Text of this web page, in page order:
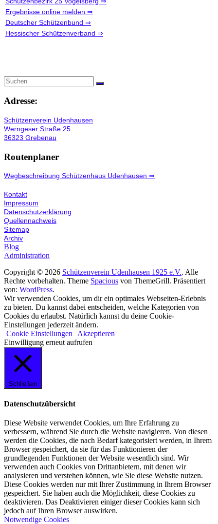
Ergebnisse online melden ⇒
Deutscher Schützenbund ⇒
Hessischer Schützenverband ⇒
Adresse:
Schützenverein Udenhausen
Werngeser Straße 25
36323 Grebenau
Routenplaner
Wegbeschreibung Schützenhaus Udenhausen ⇒
Kontakt
Impressum
Datenschutzerklärung
Quellennachweis
Sitemap
Archiv
Blog
Administration
Copyright © 2026 Schützenverein Udenhausen 1925 e.V.. Alle
Rechte vorbehalten. Theme Spacious von ThemeGrill. Präsentiert
von: WordPress.
Wir verwenden Cookies, um dir ein optimales Webseiten-Erlebnis
zu bieten. Du kannst dabei entscheiden, welche Kategorien von
Cookies du erlaubst. Natürlich kannst du deine Cookie-
Einstellungen jederzeit ändern.
Cookie Einstellungen Akzeptieren
Einwilligung erneut aufrufen
Schließen
Datenschutzübersicht
Diese Website verwendet Cookies, um Ihre Erfahrung zu
verbessern, während Sie durch die Website navigieren. Von diesen
werden die Cookies, die nach Bedarf kategorisiert werden, in Ihrem
Browser gespeichert, da sie für das Funktionieren der
grundlegenden Funktionen der Website wesentlich sind. Wir
verwenden auch Cookies von Drittanbietern, mit denen wir
analysieren und verstehen können, wie Sie diese Website nutzen.
Diese Cookies werden nur mit Ihrer Zustimmung in Ihrem Browser
gespeichert. Sie haben auch die Möglichkeit, diese Cookies zu
deaktivieren. Das Deaktivieren einiger dieser Cookies kann sich
jedoch auf Ihren Browser auswirken.
Notwendige Cookies